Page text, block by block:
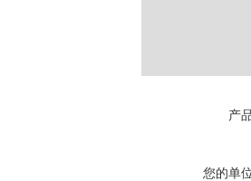
产
您的单